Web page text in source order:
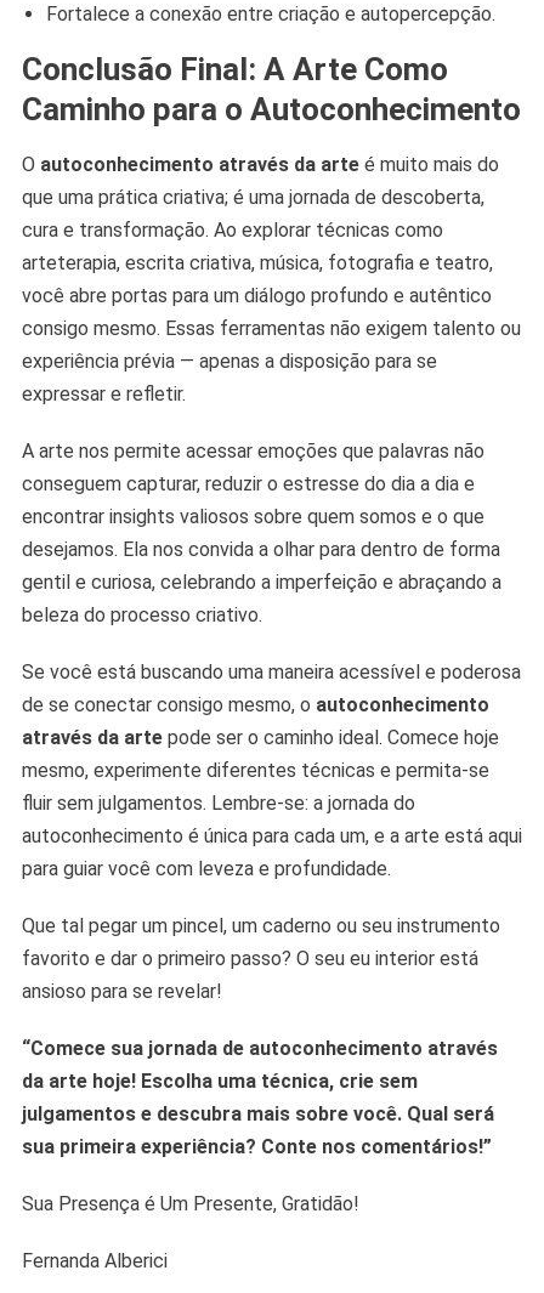
Fortalece a conexão entre criação e autopercepção.
Conclusão Final: A Arte Como
Caminho para o Autoconhecimento
O autoconhecimento através da arteé muito mais do
que uma prática criativa; é uma jornada de descoberta,
cura e transformação. Ao explorar técnicas como
arteterapia, escrita criativa, música, fotografia e teatro,
você abre portas para um diálogo profundo e autêntico
consigo mesmo. Essas ferramentas não exigem talento ou
experiência prévia — apenas a disposição para se
expressar e refletir.
A arte nos permite acessar emoções que palavras não
conseguem capturar, reduzir o estresse do dia a dia e
encontrar insights valiosos sobre quem somos e o que
desejamos. Ela nos convida a olhar para dentro de forma
gentil e curiosa, celebrando a imperfeição e abraçando a
beleza do processo criativo.
Se você está buscando uma maneira acessível e poderosa
de se conectar consigo mesmo, o autoconhecimento
através da artepode ser o caminho ideal. Comece hoje
mesmo, experimente diferentes técnicas e permita-se
fluir sem julgamentos. Lembre-se: a jornada do
autoconhecimento é única para cada um, e a arte está aqui
para guiar você com leveza e profundidade.
Que tal pegar um pincel, um caderno ou seu instrumento
favorito e dar o primeiro passo? O seu eu interior está
ansioso para se revelar!
“Comece sua jornada de autoconhecimento através
da arte hoje! Escolha uma técnica, crie sem
julgamentos e descubra mais sobre você. Qual será
sua primeira experiência? Conte nos comentários!”
Sua Presença é Um Presente, Gratidão!
Fernanda Alberici